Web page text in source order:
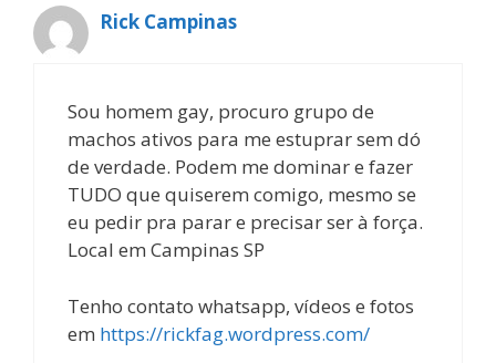
Rick Campinas
Sou homem gay, procuro grupo de
machos ativos para me estuprar sem dó
de verdade. Podem me dominar e fazer
TUDO que quiserem comigo, mesmo se
eu pedir pra parar e precisar ser à força.
Local em Campinas SP
Tenho contato whatsapp, vídeos e fotos
em https://rickfag.wordpress.com/